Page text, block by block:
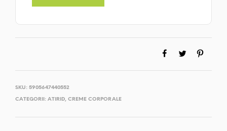
SKU: 5905647440552
CATEGORII: ATIRID, CREME CORPORALE